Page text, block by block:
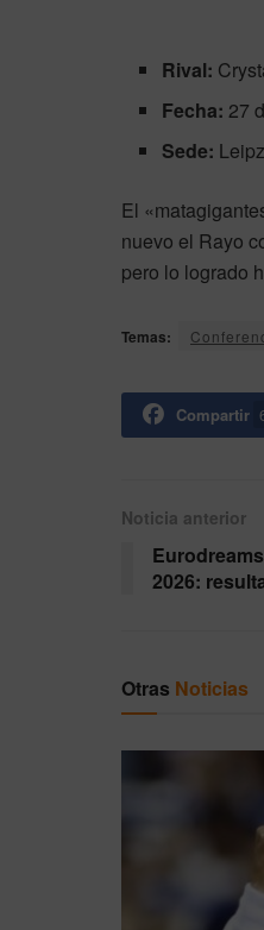
Rival:
Fecha: 27
Sede:
El
nuevo el Rayo
pero lo logrado
Temas:
Compartir
Noticia anterior
2026:
Otras Noticias